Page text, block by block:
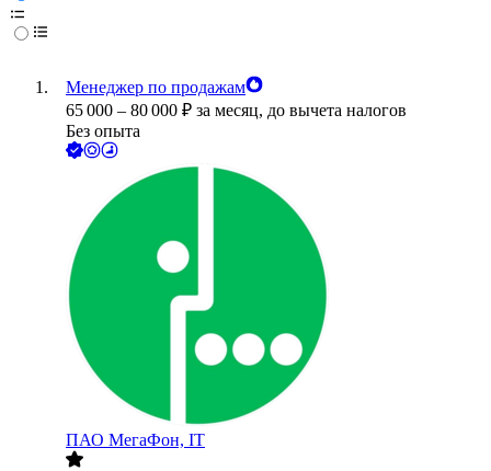
Менеджер по продажам
65 000 – 80 000 ₽ за месяц, до вычета налогов
Без опыта
ПАО МегаФон, IT